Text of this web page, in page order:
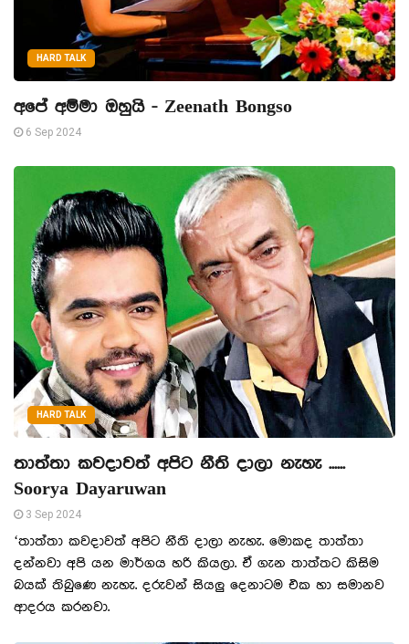
HARD TALK
අපේ අම්මා ඔහුයි - Zeenath Bongso
6 Sep 2024
HARD TALK
තාත්තා කවදාවත් අපිට නීති දාලා නැහැ ......
Soorya Dayaruwan
3 Sep 2024
‘තාත්තා කවදාවත් අපිට නීති දාලා නැහැ. මොකද තාත්තා
දන්නවා අපි යන මාර්ගය හරි කියලා. ඒ ගැන තාත්තට කිසිම
බයක් තිබුණෙ නැහැ. දරුවන් සියලු දෙනාටම එක හා සමානව
ආදරය කරනවා.